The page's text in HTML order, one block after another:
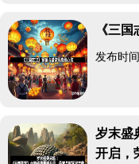
《三
发布时
岁末盛
开启，